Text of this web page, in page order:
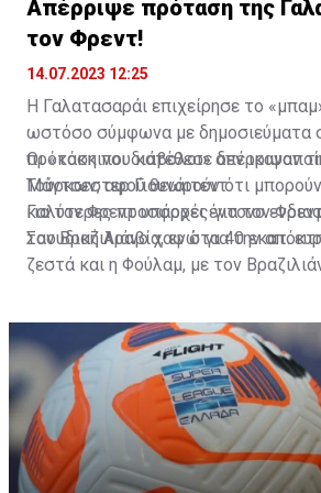
Απέρριψε πρόταση της
τον Φρεντ!
14.07.2023 12:25
Η Γαλατασαράι επιχείρησε το
ωστόσο σύμφωνα με δημοσιεύματα
πρόταση που κατέθεσε δεν
Μάντσεστερ Γιουνάιτεντ.
Οι «κόκκινοι διάβολοι» απέρριψαν
Τούρκων, αφού θεωρούν ότι
καλύτερες προσφορές για τον
τον Βραζιλιάνο χαφ στα 40 εκατ.
Για τον Φρεντ υπάρχει έντονο
Σαουδική Αραβία, ενώ για την
ζεστά και η Φούλαμ, με τον